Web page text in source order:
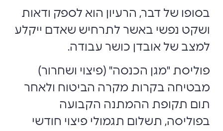
בסופו של דבר, הרעיון הוא לספק ודאות
ושקט נפשי באשר לתרחיש שאדם ייקלע
למצב של אובדן כושר עבודה.
פוליסת "מגן הכנסה" (פיצוי ושחרור)
מבטיחה בקרות מקרה הביטוח ולאחר
תום תקופת ההמתנה הקבועה
בפוליסה, תשלום תגמולי פיצוי חודשי